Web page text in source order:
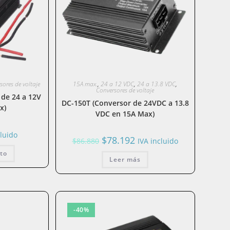
de voltaje
24 a 12V
15A max.,24 a 12 VDC,24 a 13.8 VDC,
Conversores de voltaje
DC-150T (Conversor de 24VDC a 13.8
VDC en 15A Max)
$86.880 El
precio
era:
$78.192El
precio
es:
IVA incluido
Leer más
-40%